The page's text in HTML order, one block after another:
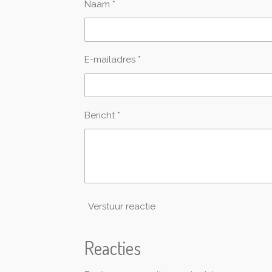
rNaam *
E-mailadres *
Bericht *
Verstuur reactie
Reacties